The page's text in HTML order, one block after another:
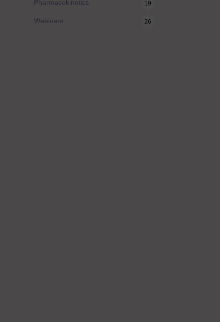
Pharmacokinetics 19
Webinars 26